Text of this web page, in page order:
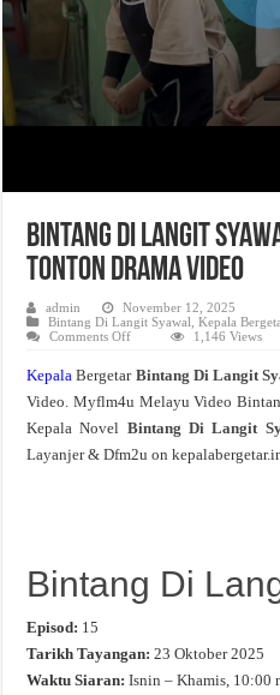
Bintang Di Langit
Tonton Drama Video
admin
November 12, 2025
Bintang Di Langit Syawal ,Kepala
Comments Offon
Langit
Live
Episod
13
Tonton
Drama
1,146 Views
Kepala Bergetar Bintang Di Langit
Video. Myflm4u Melayu Video
Kepala Novel Bintang Di Langit
Layanjer & Dfm2u on
Bintang Di
Episod: 15
Tarikh Tayangan: 23 Oktober 2025
Waktu Siaran: Isnin – Khamis, 10:00